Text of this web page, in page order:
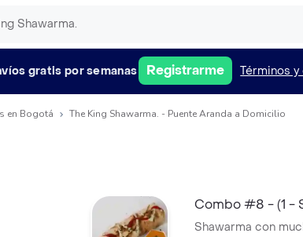
gratis por semanas Registrarme Términos
en Bogotá The King Shawarma. - Puente Aranda a Domicilio
Combo #8 - (1 -
Shawarma con